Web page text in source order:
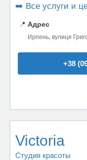
➡️ Все услуги и
📍 Адрес
Ирпень, вулиця
+38
Victoria
Студия красоты